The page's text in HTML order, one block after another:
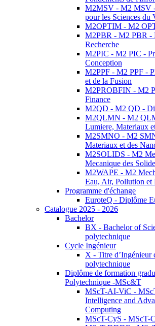
M2MSV - M2 MSV
pour les Sciences du
M2OPTIM - M2
M2PBR - M2 PBR -
Recherche
M2PIC - M2 PIC -
Conception
M2PPF - M2 PPF -
et de la Fusion
M2PROBFIN - M2
Finance
M2QD - M2 QD -
M2QLMN - M2
Lumiere, Materiaux
M2SMNO - M2
Materiaux et des
M2SOLIDS - M2
Mecanique des
M2WAPE - M2
Eau, Air, Pollution et
Programme d'échange
EuroteQ - Diplôme
Catalogue 2025 - 2026
Bachelor
BX - Bachelor of
polytechnique
Cycle Ingénieur
X - Titre d’Ingénieur
polytechnique
Diplôme de formation
Polytechnique -MSc&T
MScT-AI-ViC -
Intelligence and
Computing
MScT-CyS - MScT-